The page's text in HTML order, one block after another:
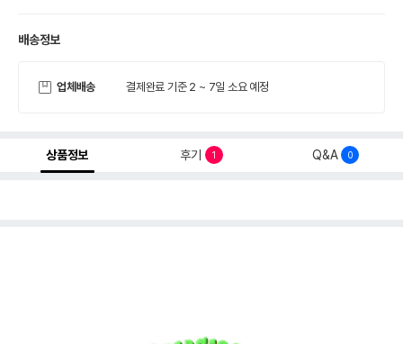
배송정보
업체배송 결제완료 기준 2 ~ 7일 소요 예정
상품정보 후기 1 Q&A 0